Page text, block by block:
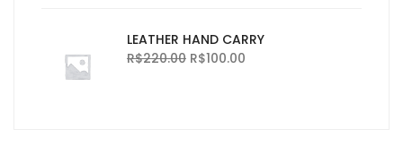
LEATHER HAND CARRY
R$220.00 R$100.00